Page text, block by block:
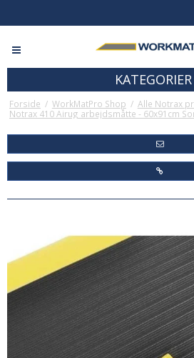
KATEGORIER
Forside / WorkMatPro Shop / Alle Notrax
Notrax 410 Airug arbejdsmåtte - 60x91cm